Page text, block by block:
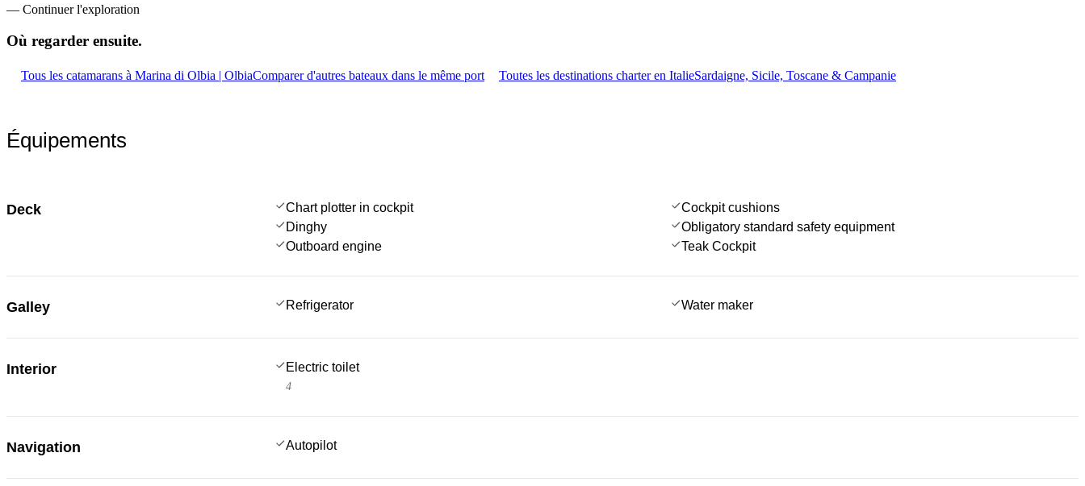
— Continuer l'exploration
Où regarder ensuite.
Tous les catamarans à Marina di Olbia | OlbiaComparer d'autres bateaux dans le même port Toutes les destinations charter en ItalieSardaigne, Sicile, Toscane & Campanie
Équipements
Deck Chart plotter in cockpit
Cockpit cushions
Dinghy
Obligatory standard safety equipment
Outboard engine
Teak Cockpit
Galley Refrigerator Water maker
Interior Electric toilet
4
Navigation Autopilot